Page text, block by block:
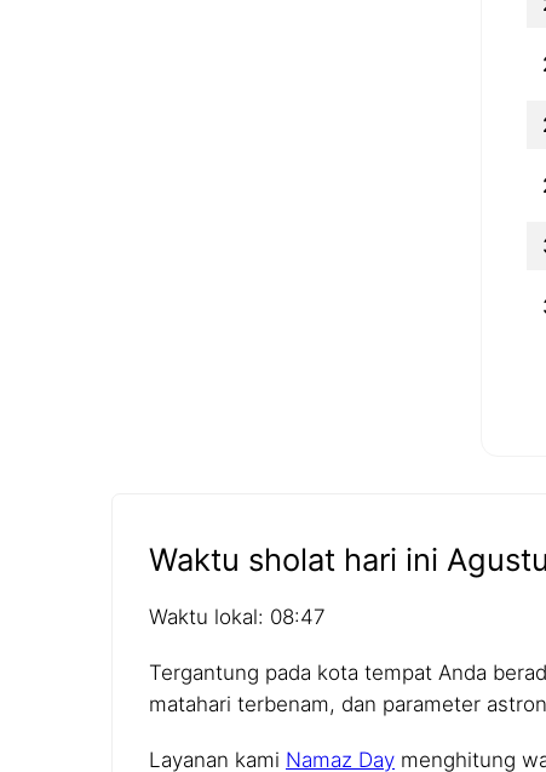
Waktu sholat hari ini
Waktu lokal: 08:47
Tergantung pada kota tempat Anda
matahari terbenam, dan parameter
Layanan kami Namaz Day menghitung